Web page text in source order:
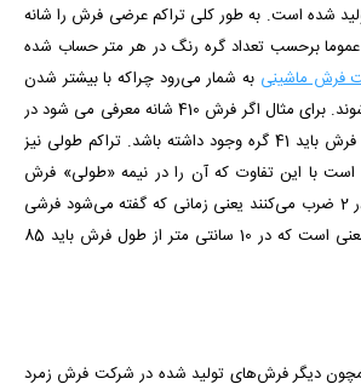
تراکم طولی 1700 تولید شده است. به طور کلی تراکم عرضی فرش را شانه
برحسب تعداد گره رنگ در هر متر حساب شده
فرش ماشینی به شمار می‌رود چراکه با بیشتر شدن
آن نقش‌ها ظریف‌تر می‌شوند. برای مثال اگر فرش 410 شانه معرفی می شود در
10 سانتی متر از «عرض» فرش باید 41 گره وجود داشته باشد. تراکم طولی نیز
با این تفاوت که آن را در نیمه «طولی» فرش
محاسبه نموده و سپس در 2 ضرب می‌کنند یعنی زمانی که گفته می‌شود فرشی
تراکم 1700 دارد به این معنی است که در 10 سانتی متر از طول فرش باید 85
نیز همچون دیگر فرش‌های تولید شده در شرکت فرش زمرد